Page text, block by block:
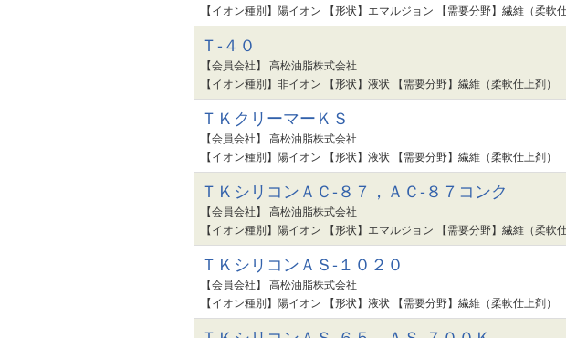
【イオン種別】陽イオン 【形状】エマルジョン 【需要分野】繊維（柔軟
Ｔ-４０
【会員会社】 高松油脂株式会社
【イオン種別】非イオン 【形状】液状 【需要分野】繊維（柔軟仕上剤）
ＴＫクリーマーＫＳ
【会員会社】 高松油脂株式会社
【イオン種別】陽イオン 【形状】液状 【需要分野】繊維（柔軟仕上剤）
ＴＫシリコンＡＣ-８７，ＡＣ-８７コンク
【会員会社】 高松油脂株式会社
【イオン種別】陽イオン 【形状】エマルジョン 【需要分野】繊維（柔軟
ＴＫシリコンＡＳ-１０２０
【会員会社】 高松油脂株式会社
【イオン種別】陽イオン 【形状】液状 【需要分野】繊維（柔軟仕上剤）